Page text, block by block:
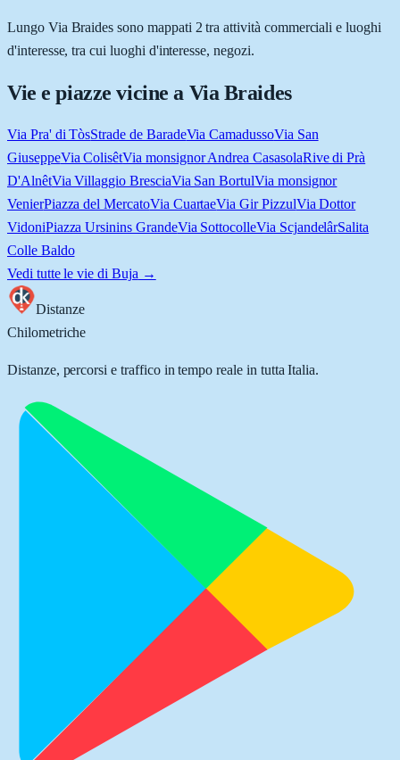
Lungo Via Braides sono mappati 2 tra attività commerciali e luoghi
d'interesse, tra cui luoghi d'interesse, negozi.
Vie e piazze vicine a Via Braides
Via Pra' di TòsStrade de BaradeVia CamadussoVia San
GiuseppeVia ColisêtVia monsignor Andrea CasasolaRive di Prà
D'AlnêtVia Villaggio BresciaVia San BortulVia monsignor
VenierPiazza del MercatoVia CuartaeVia Gir PizzulVia Dottor
VidoniPiazza Ursinins GrandeVia SottocolleVia ScjandelârSalita
Colle Baldo
Vedi tutte le vie di Buja →
Distanze
Chilometriche
Distanze, percorsi e traffico in tempo reale in tutta Italia.